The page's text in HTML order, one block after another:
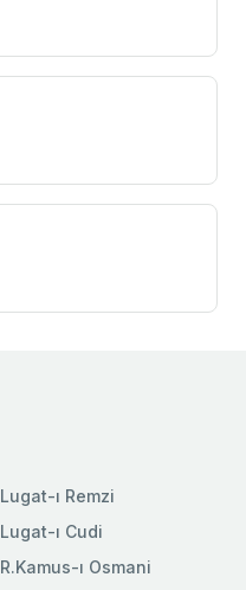
Lugat-ı Remzi
Lugat-ı Cudi
R.Kamus-ı Osmani